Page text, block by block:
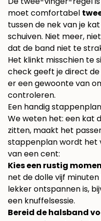
moet comfortabel
tussen de nek van je
schuiven. Niet meer,
dat de band niet te
Het klinkt misschien te
check geeft je direct de
er een gewoonte van
controleren.
Een handig
We weten het: een kat
zitten, maakt het
stappenplan wordt het
van een cent:
Kies een rustig
net de dolle vijf
lekker ontspannen is,
een knuffelsessie.
Bereid de halsband